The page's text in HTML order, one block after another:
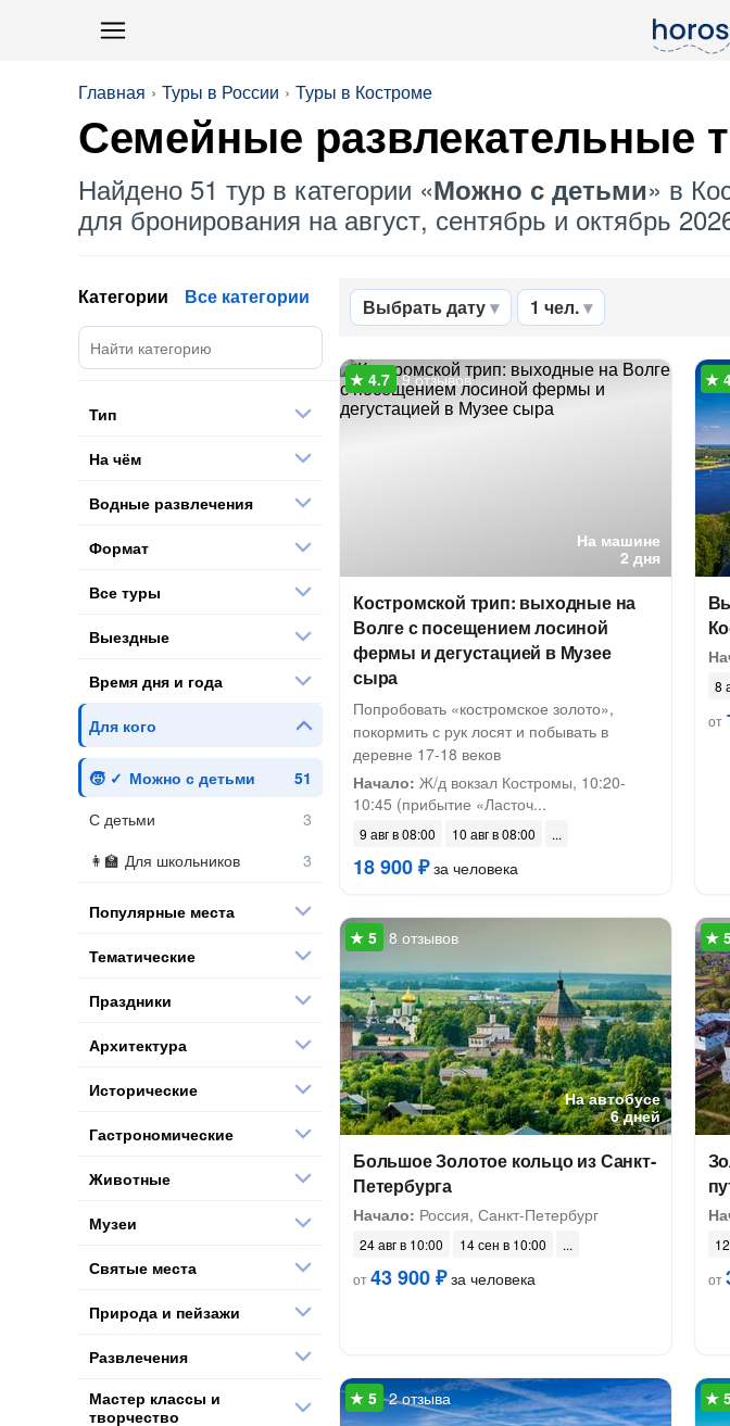
Главная Туры в России Туры в Костроме
Семейные развлекательные
Найдено 51 тур в категории «Можно с детьми» в
для бронирования на август, сентябрь и октябрь
Выбрать дату 1 чел.
На машине
2 дня
9 отзывов
Костромской трип: выходные на
Волге с посещением лосиной
фермы и дегустацией в Музее
сыра
Попробовать «костромское золото»,
покормить с рук лосят и побывать в
деревне 17-18 веков
Начало: Ж/д вокзал Костромы, 10:20-
10:45 (прибытие «Ласточ...
9 авг в 08:00 10 авг в 08:00
18 900 ₽за человека
8
от
На автобусе
6 дней
8 отзывов
Большое Золотое кольцо из Санкт-
Петербурга
Начало: Россия, Санкт-Петербург
24 авг в 10:00
14 сен в 10:00
от43 900 ₽за человека
от
2 отзыва
Категории Все категории
Тип
На чём
Водные развлечения
Формат
Все туры
Выездные
Время дня и года
Для кого
Можно с детьми
С детьми
Для школьников
Популярные места
Тематические
Праздники
Архитектура
Исторические
Гастрономические
Животные
Музеи
Святые места
Природа и пейзажи
Развлечения
Мастер классы и
творчество